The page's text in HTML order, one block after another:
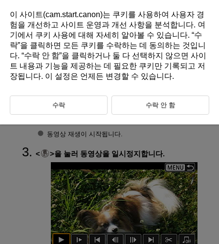
D101-117
동영상의 첫 장면과 마지막 장면 편집
하기
단일 이미지 디스플레이에서
을 누릅니다.
동영상 재생이 시작됩니다.
을 눌러 동영상을 일시정지합니다.
이 사이트(cam.start.canon)는 쿠키를 사용하여 사용자 경
험을 개선하고 사이트 운영과 개선 사항을 분석합니다. 여
기 에서 쿠키 사용에 대해 자세히 알아볼 수 있습니다. “수
락”을 클릭하면 모든 쿠키를 수락하는 데 동의하는 것입니
다. “수락 안 함”을 클릭하거나 둘 다 선택하지 않으면 사이
트 내용과 기능을 제공하는 데 필요한 쿠키만 기록되고 저
장됩니다. 이 설정은 언제든 변경할 수 있습니다.
수락 수락 안 함